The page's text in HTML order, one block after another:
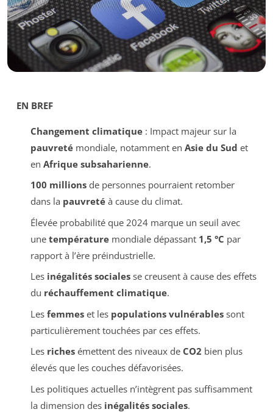
EN BREF
Changement climatique: Impact majeur sur la
pauvretémondiale, notamment en Asie du Sud et
en Afrique subsaharienne.
100 millionsde personnes pourraient retomber
dans la pauvretéà cause du climat.
Élevée probabilité que 2024 marque un seuil avec
une températuremondiale dépassant 1,5 °C par
rapport à l’ère préindustrielle.
Les inégalités socialesse creusent à cause des effets
du réchauffement climatique.
Les femmeset les populations vulnérablessont
particulièrement touchées par ces effets.
Les richesémettent des niveaux de CO2 bien plus
élevés que les couches défavorisées.
Les politiques actuelles n’intègrent pas suffisamment
la dimension des inégalités sociales.